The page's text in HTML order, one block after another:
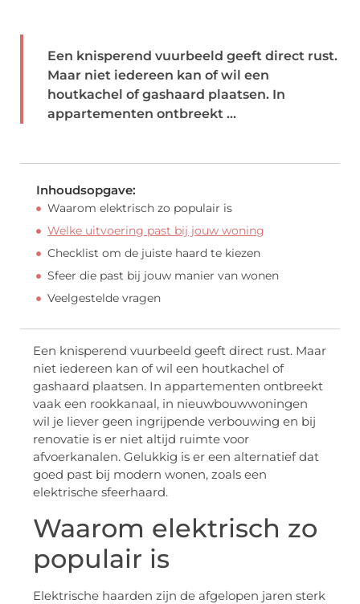
Een knisperend vuurbeeld geeft direct rust.
Maar niet iedereen kan of wil een
houtkachel of gashaard plaatsen. In
appartementen ontbreekt ...
Inhoudsopgave:
Waarom elektrisch zo populair is
Welke uitvoering past bij jouw woning
Checklist om de juiste haard te kiezen
Sfeer die past bij jouw manier van wonen
Veelgestelde vragen
Een knisperend vuurbeeld geeft direct rust. Maar
niet iedereen kan of wil een houtkachel of
gashaard plaatsen. In appartementen ontbreekt
vaak een rookkanaal, in nieuwbouwwoningen
wil je liever geen ingrijpende verbouwing en bij
renovatie is er niet altijd ruimte voor
afvoerkanalen. Gelukkig is er een alternatief dat
goed past bij modern wonen, zoals een
elektrische sfeerhaard.
Waarom elektrisch zo
populair is
Elektrische haarden zijn de afgelopen jaren sterk